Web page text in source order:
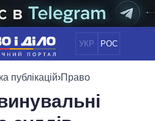
УКР РОС
ПОЛІТИКА
публікацій›Право